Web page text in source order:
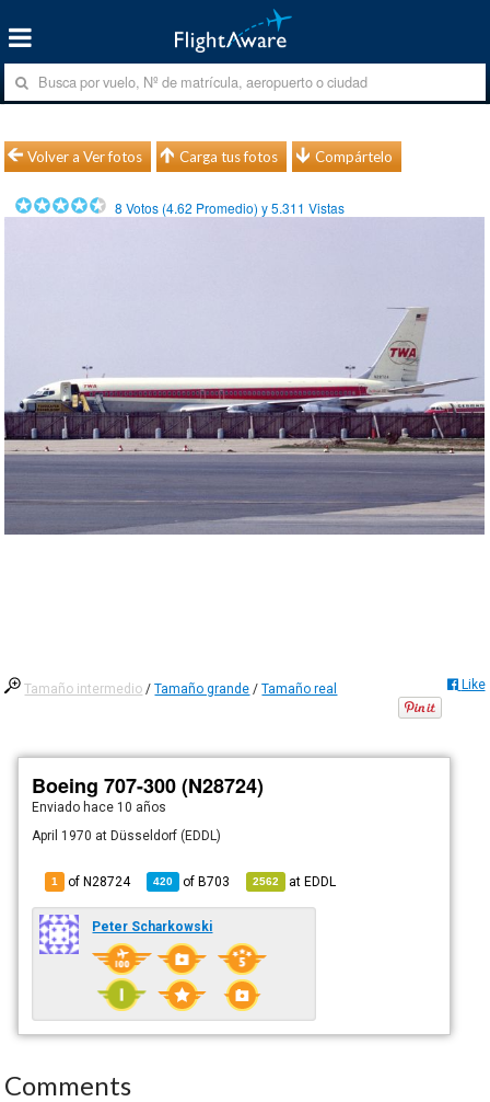
Volver a Ver fotos Carga tus fotos Compártelo
8 Votos (4.62 Promedio) y5.311 Vistas
Tamaño intermedio /Tamaño grande /Tamaño real Like
Boeing 707-300 (N28724)
Enviado hace 10 años
April 1970 at Düsseldorf (EDDL)
1 of N28724 420 ofB703 2562 atEDDL
Peter Scharkowski
Comments